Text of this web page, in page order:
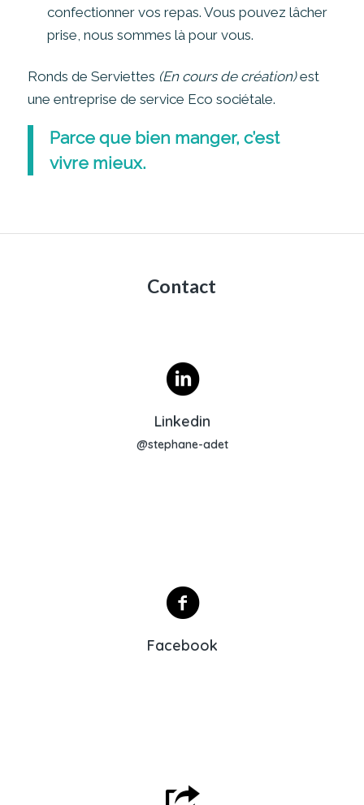
confectionner vos repas. Vous pouvez lâcher
prise, nous sommes là pour vous.
Ronds de Serviettes (En cours de création)est
une entreprise de service Eco sociétale.
Parce que bien manger, c’est
vivre mieux.
Contact
Linkedin
@stephane-adet
Profil Linkedin
Facebook
Lien Facebook